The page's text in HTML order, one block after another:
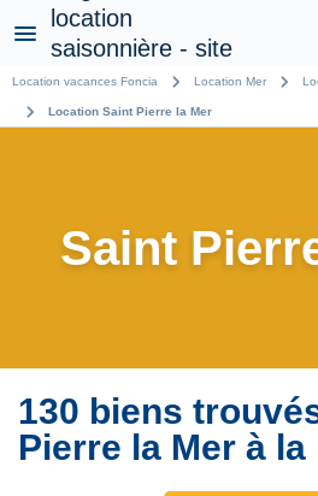
Menu
Location vacances Foncia chevron_right Location Mer chevron_right
chevron_right Location Saint Pierre la Mer
Saint
130 biens
Pierre la Mer à la